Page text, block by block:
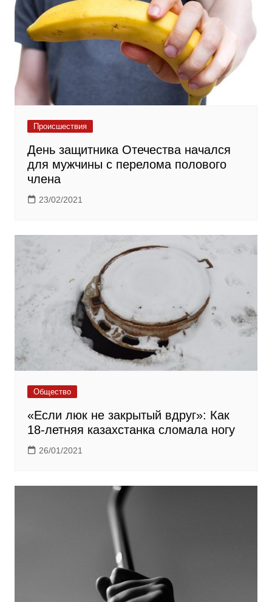
Происшествия
День защитника Отечества начался
для мужчины с перелома полового
члена
23/02/2021
Общество
«Если люк не закрытый вдруг»: Как
18-летняя казахстанка сломала ногу
26/01/2021